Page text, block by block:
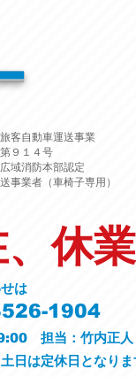
客自動車運送事業
９１４号
域消防本部認定
事業者（車椅子専用）
休
は
1904
担当：竹内正人
日は定休日となりま